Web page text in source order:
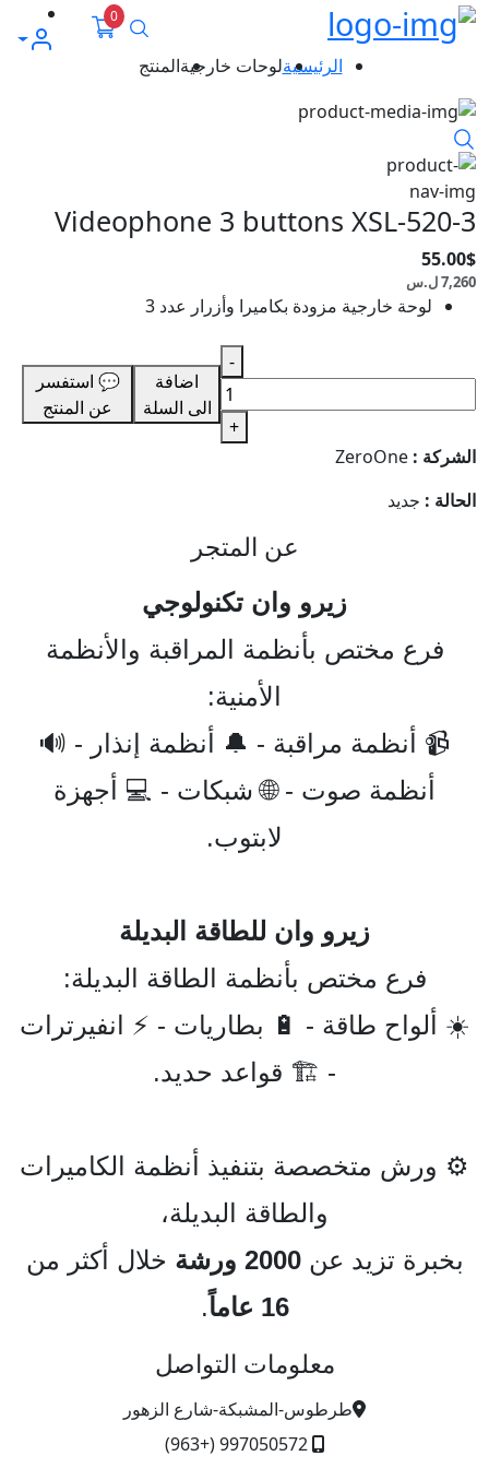
بحث
0
حسابي
الرئيسيةلوحات خارجيةالمنتج
Videophone 3 buttons XSL-520-3
55.00$
7,260 ل.س
لوحة خارجية مزودة بكاميرا وأزرار عدد 3
-
+
اضافة
الى السلة
💬 استفسر
عن المنتج
الشركة : ZeroOne
الحالة : جديد
عن المتجر
زيرو وان تكنولوجي
فرع مختص بأنظمة المراقبة والأنظمة
الأمنية:
📹 أنظمة مراقبة - 🔔 أنظمة إنذار - 🔊
أنظمة صوت - 🌐 شبكات - 💻 أجهزة
لابتوب.
زيرو وان للطاقة البديلة
فرع مختص بأنظمة الطاقة البديلة:
☀️ ألواح طاقة - 🔋 بطاريات - ⚡ انفيرترات
- 🏗️ قواعد حديد.
⚙️ ورش متخصصة بتنفيذ أنظمة الكاميرات
والطاقة البديلة،
بخبرة تزيد عن2000 ورشة
خلال أكثر من
16 عاماً
.
معلومات التواصل
طرطوس-المشبكة-شارع الزهور
997050572 (+963)